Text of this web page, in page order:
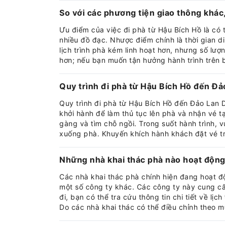
So với các phương tiện giao thông
Ưu điểm của việc đi phà từ Hậu Bích Hồ là
nhiều đồ đạc. Nhược điểm chính là thời gian
lịch trình phà kém linh hoạt hơn, nhưng số
hơn; nếu bạn muốn tận hưởng hành trình
Quy trình đi phà từ Hậu Bích Hồ đến
Quy trình đi phà từ Hậu Bích Hồ đến Đảo Lan
khởi hành để làm thủ tục lên phà và nhận vé
gàng và tìm chỗ ngồi. Trong suốt hành trình,
xuống phà. Khuyến khích hành khách đặt vé
Những nhà khai thác phà nào hoạt
Các nhà khai thác phà chính hiện đang hoạt
một số công ty khác. Các công ty này cung
đi, bạn có thể tra cứu thông tin chi tiết về
Do các nhà khai thác có thể điều chỉnh theo